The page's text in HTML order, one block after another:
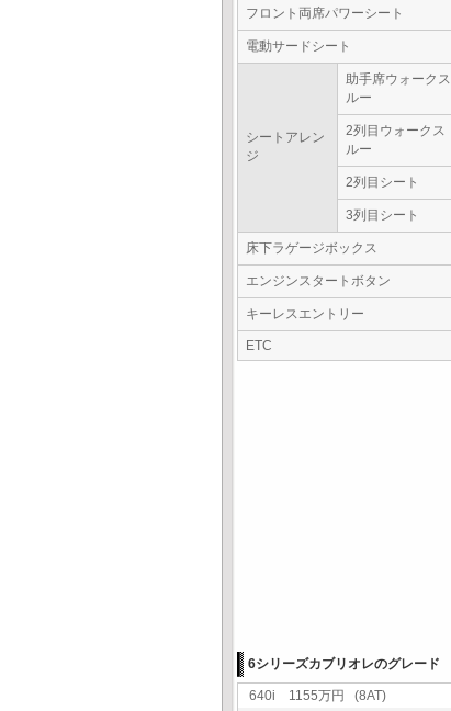
フロント両席パワーシート
電動サードシート
シートアレン
ジ
助手席ウォークス
ルー
2列目ウォークス
ルー
2列目シート
3列目シート
床下ラゲージボックス
エンジンスタートボタン
キーレスエントリー
ETC
6シリーズカブリオレのグレード
640i 1155万円 (8AT)